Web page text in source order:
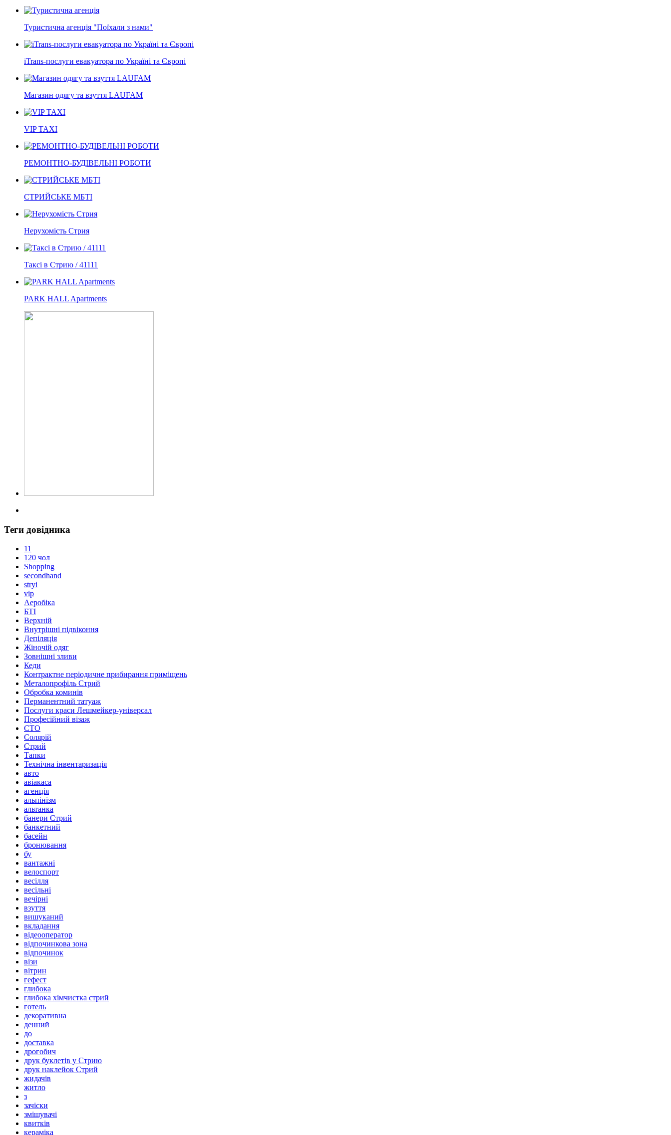
Туристична агенція "Поїхали з нами"
iTrans-послуги евакуатора по Україні та Європі
Магазин одягу та взуття LAUFAM
VIP TAXI
РЕМОНТНО-БУДІВЕЛЬНІ РОБОТИ
СТРИЙСЬКЕ МБТІ
Нерухомість Стрия
Таксі в Стрию / 41111
PARK HALL Apartments
Теги довідника
11
120 чол
Shopping
secondhand
stryi
vip
Аеробіка
БТІ
Верхній
Внутрішні підвіконня
Депіляція
Жіночій одяг
Зовнішні зливи
Кеди
Контрактне періодичне прибирання приміщень
Металопрофіль Стрий
Обробка коминів
Перманентний татуаж
Послуги краси Лешмейкер-універсал
Професійний візаж
СТО
Солярій
Стрий
Тапки
Технічна інвентаризація
авто
авіакаса
агенція
альпінізм
альтанка
банери Стрий
банкетний
басейн
бронювання
бу
вантажні
велоспорт
весілля
весільні
вечірні
взуття
вишуканий
вкладання
відеооператор
відпочинкова зона
відпочинок
візи
вітрин
гефест
глибока
глибока хімчистка стрий
готель
декоративна
денний
до
доставка
дрогобич
друк буклетів у Стрию
друк наклейок Стрий
жидачів
житло
з
зачіски
змішувачі
квитків
кераміка